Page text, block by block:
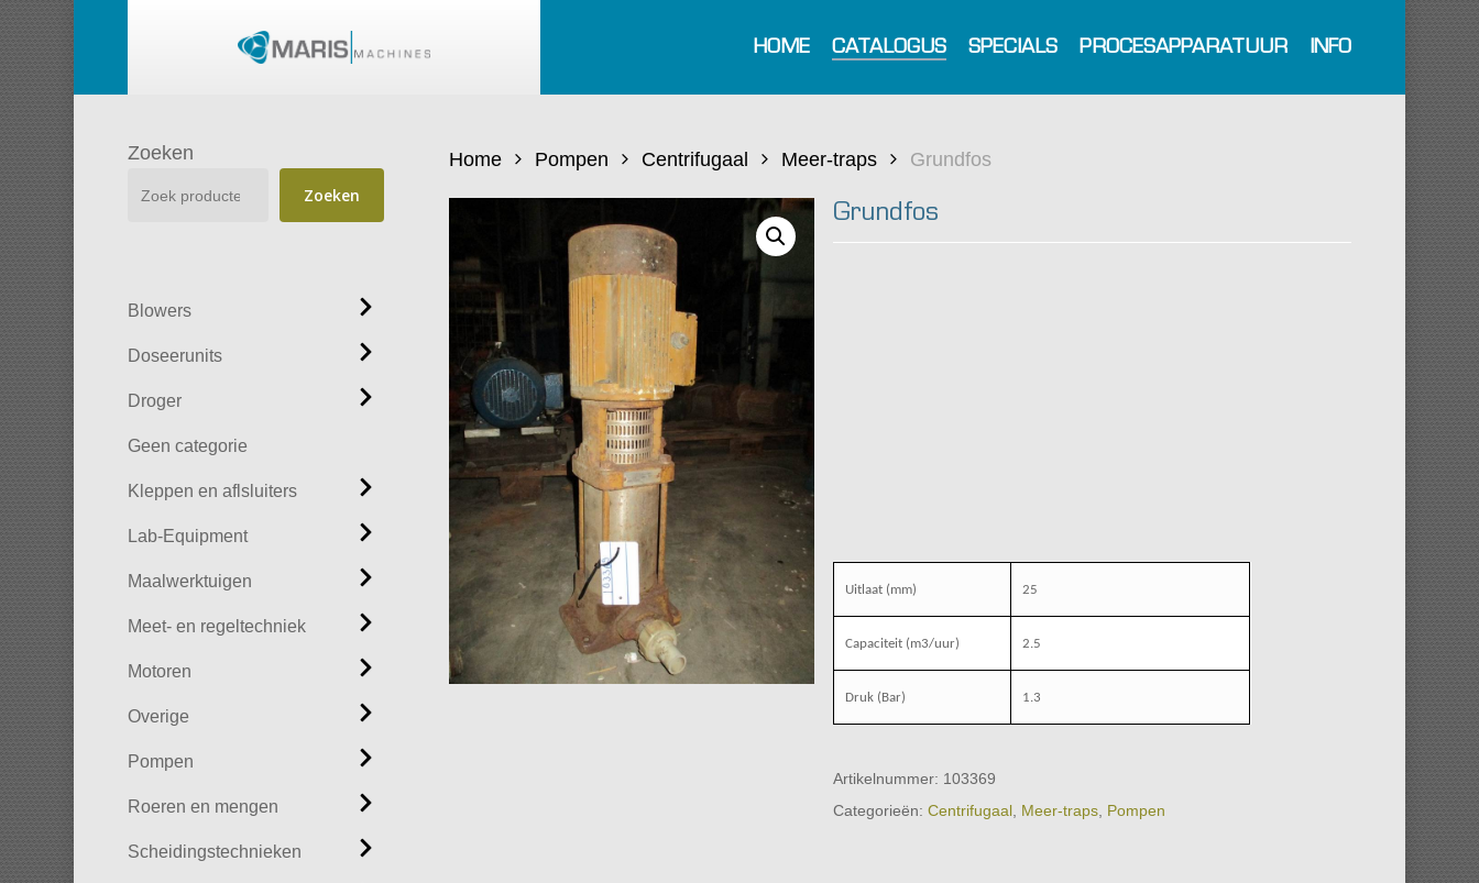
Skip
to
main
content
HOME CATALOGUS SPECIALS PROCESAPPARATUUR INFO
Zoeken
Zoeken
Blowers
Doseerunits
Droger
Geen categorie
Kleppen en aflsluiters
Lab-Equipment
Maalwerktuigen
Meet- en regeltechniek
Motoren
Overige
Pompen
Roeren en mengen
Scheidingstechnieken
Home Pompen Centrifugaal Meer-traps Grundfos
Grundfos
Uitlaat (mm) 25
Capaciteit (m3/uur) 2.5
Druk (Bar) 1.3
Artikelnummer: 103369
Categorieën: Centrifugaal, Meer-traps, Pompen